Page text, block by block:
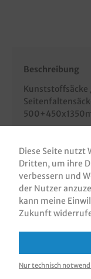
Beschreibung
Kunststoffsäcke
Informationen
KUNDEN, DIE
Diese Seite nutzt
Dritten, um ihre
verbessern und
der Nutzer
kann meine
Zukunft
Nur technisch